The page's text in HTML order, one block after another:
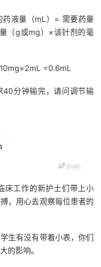
药液量（mL）= 需要药量
（g或mg）×该针剂的毫
=0.6mL
40分钟输完，请问调节输
床工作的新护士们带上小
，用心去观察每位患者的
生有没有带着小表，你们
的影响。